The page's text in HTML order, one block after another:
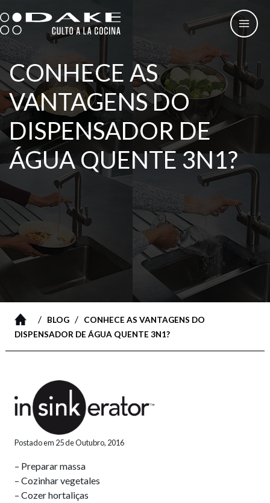
to
content
CONHECE AS
VANTAGENS DO
DISPENSADOR DE
ÁGUA QUENTE 3N1?
/ BLOG/
CONHECE AS VANTAGENS DO
DISPENSADOR DE ÁGUA QUENTE 3N1?
Postado em 25 de Outubro, 2016
– Preparar massa
– Cozinhar vegetales
– Cozer hortaliças